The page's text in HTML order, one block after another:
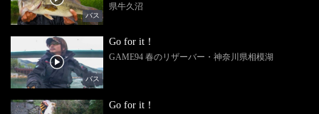
バス
県牛久沼
バス
Go for it！
GAME94 春のリザーバー・神奈川県相模湖
Go for it！